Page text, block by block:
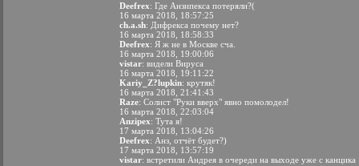
Deefrex: Где Анзипекса потеряли?(
16 марта 2018, 18:57:25
ch.a.sh: Дифрекса почему нет?
16 марта 2018, 18:58:33
Deefrex: Я ж не в Москве сча.
16 марта 2018, 19:00:06
vistar: видели Вируса
16 марта 2018, 19:11:22
Kariy_Z?lupkin: крутяк!
16 марта 2018, 21:41:43
Raze: Солист "Руки вверх" явно помолодел!
16 марта 2018, 22:03:04
Anzipex: Тута я!
17 марта 2018, 13:04:26
Deefrex: Анз, отчёт будет?)
17 марта 2018, 13:57:19
vistar: встретили Андрея в очереди на выходе уже с канцика